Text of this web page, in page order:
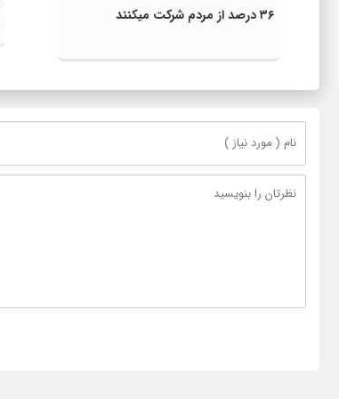
۳۶ درصد از مردم شرکت میکنند